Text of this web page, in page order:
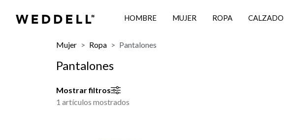
HOMBRE MUJER ROPA CALZADO
Mujer Ropa Pantalones
Pantalones
Mostrar filtros
1 artículos mostrados